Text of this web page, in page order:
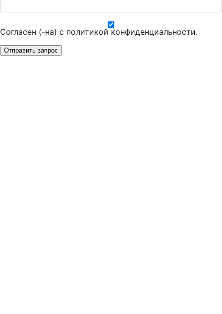
Согласен (-на) с политикой конфиденциальности.
Отправить запрос